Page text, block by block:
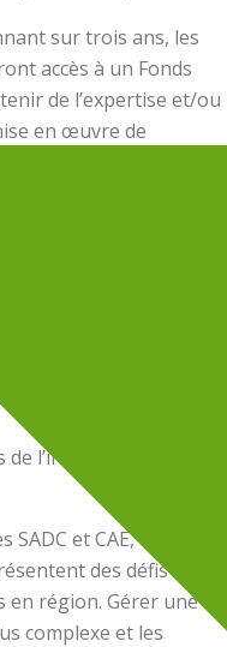
sur trois ans, les
accès à un Fonds
de l’expertise et/ou
en œuvre de
90% des honoraires
l’
l’information et le
et CAE, Monsieur
des défis
région. Gérer une
complexe et les